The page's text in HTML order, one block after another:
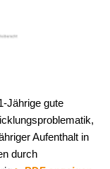
Jährige gute
Aufenthalt in
durch